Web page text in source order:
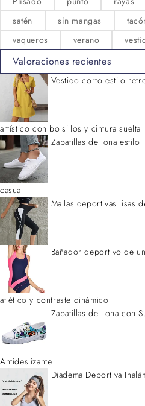
satén
sin mangas
vaqueros
verano
Valoraciones recientes
Vestido corto estilo
artístico con bolsillos y cintura suelta
Zapatillas de lona estilo
casual
Mallas deportivas lisas
Bañador deportivo de
atlético y contraste dinámico
Zapatillas de Lona con
Antideslizante
Diadema Deportiva